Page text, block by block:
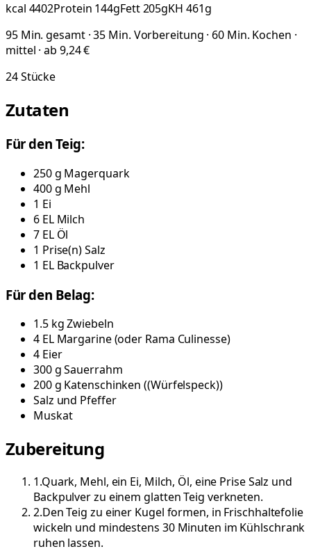
kcal 4402Protein 144gFett205gKH 461g
95 Min. gesamt · 35 Min. Vorbereitung · 60 Min. Kochen ·
mittel · ab 9,24 €
24Stücke
Zutaten
Für den Teig:
250g Magerquark
400g Mehl
1 Ei
6 EL Milch
7 EL Öl
1 Prise(n)Salz
1 EL Backpulver
Für den Belag:
1.5 kgZwiebeln
4 EL Margarine(oder Rama Culinesse)
4 Eier
300gSauerrahm
200g Katenschinken ((Würfelspeck))
Salz und Pfeffer
Muskat
Zubereitung
1.Quark, Mehl, ein Ei, Milch, Öl, eine Prise Salz und
Backpulver zu einem glatten Teig verkneten.
2.Den Teig zu einer Kugel formen, in Frischhaltefolie
wickeln und mindestens 30 Minuten im Kühlschrank
ruhen lassen.